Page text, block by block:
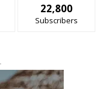
22,800
Subscribers